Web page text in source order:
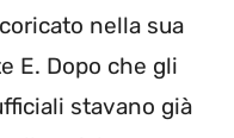
nella sua
E. Dopo che gli
stavano già